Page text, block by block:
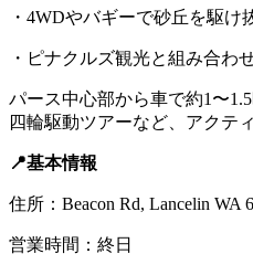
・4WDやバギーで砂丘を駆け
・ピナクルズ観光と組み合わ
パース中心部から車で約1〜
四輪駆動ツアーなど、アクテ
📍基本情報
住所：Beacon Rd, Lancelin WA
営業時間：終日